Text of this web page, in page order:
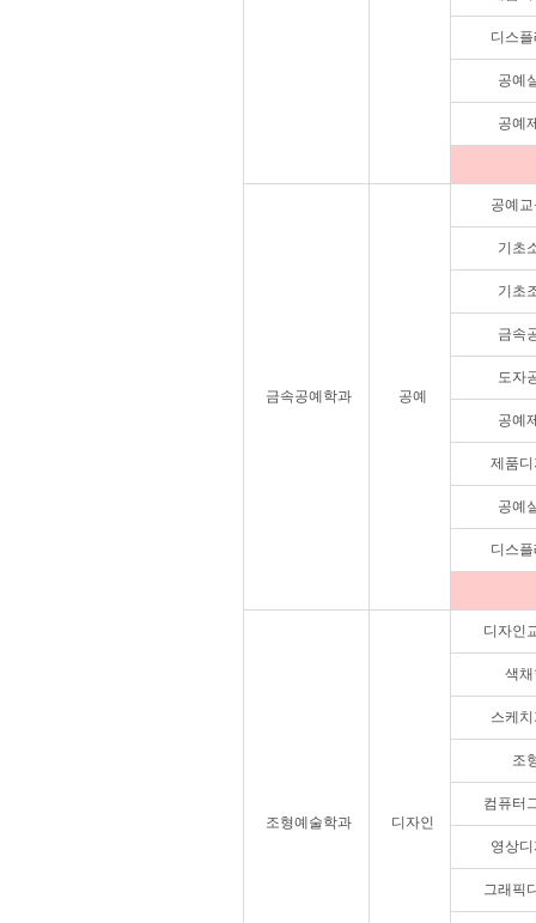
디스
공예
공예
금속공예학과 공예
공예
기초
기초
금속
도자
공예
제품
공예
디스
조형예술학과 디자인
디자인
색
스케
조
컴퓨터
영상
그래픽